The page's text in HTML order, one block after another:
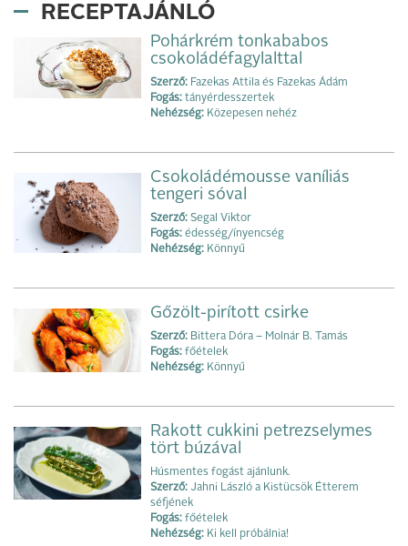
RECEPTAJÁNLÓ
Pohárkrém tonkababos
csokoládéfagylalttal
Szerző: Fazekas Attila és Fazekas Ádám
Fogás: tányérdesszertek
Nehézség: Közepesen nehéz
Csokoládémousse vaníliás
tengeri sóval
Szerző: Segal Viktor
Fogás: édesség/ínyencség
Nehézség: Könnyű
Gőzölt-pirított csirke
Szerző: Bittera Dóra – Molnár B. Tamás
Fogás: főételek
Nehézség: Könnyű
Rakott cukkini petrezselymes
tört búzával
Húsmentes fogást ajánlunk.
Szerző: Jahni László a Kistücsök Étterem
séfjének
Fogás: főételek
Nehézség: Ki kell próbálnia!